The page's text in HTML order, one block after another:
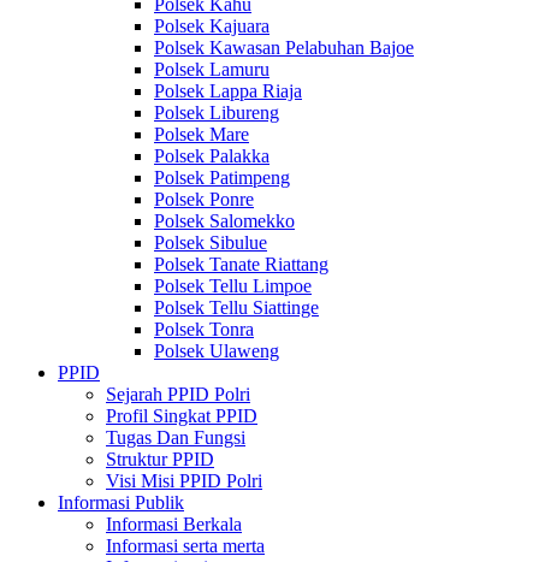
Polsek Kahu
Polsek Kajuara
Polsek Kawasan Pelabuhan Bajoe
Polsek Lamuru
Polsek Lappa Riaja
Polsek Libureng
Polsek Mare
Polsek Palakka
Polsek Patimpeng
Polsek Ponre
Polsek Salomekko
Polsek Sibulue
Polsek Tanate Riattang
Polsek Tellu Limpoe
Polsek Tellu Siattinge
Polsek Tonra
Polsek Ulaweng
PPID
Sejarah PPID Polri
Profil Singkat PPID
Tugas Dan Fungsi
Struktur PPID
Visi Misi PPID Polri
Informasi Publik
Informasi Berkala
Informasi serta merta